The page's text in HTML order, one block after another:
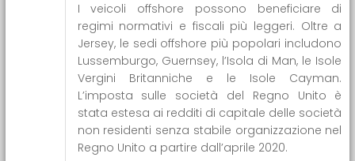
I veicoli offshore possono beneficiare di
regimi normativi e fiscali più leggeri. Oltre a
Jersey, le sedi offshore più popolari includono
Lussemburgo, Guernsey, l’Isola di Man, le Isole
Vergini Britanniche e le Isole Cayman.
L’imposta sulle società del Regno Unito è
stata estesa ai redditi di capitale delle società
non residenti senza stabile organizzazione nel
Regno Unito a partire dall’aprile 2020.